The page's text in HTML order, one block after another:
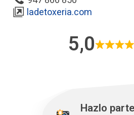
ladetoxeria.com
5,0
Hazlo